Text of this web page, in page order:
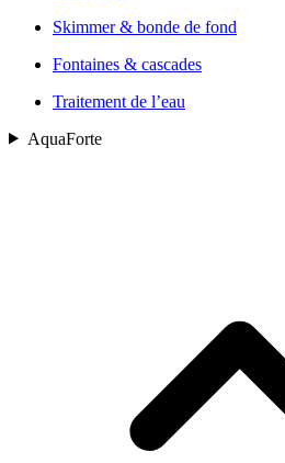
Skimmer & bonde de fond
Fontaines & cascades
Traitement de l’eau
AquaForte